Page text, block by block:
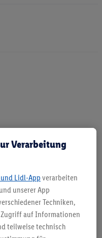
Mengen. Verkauf
vor allem NonFood-Produkte,
ähnlich.
Verarbeitung
Lidl-App verarbeiten
unserer App
Techniken,
auf Informationen
teilweise technisch